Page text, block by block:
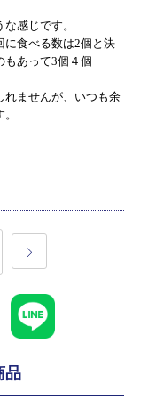
感じです。
に食べる数は2個と決
もあって3個４個
れませんが、いつも余
品